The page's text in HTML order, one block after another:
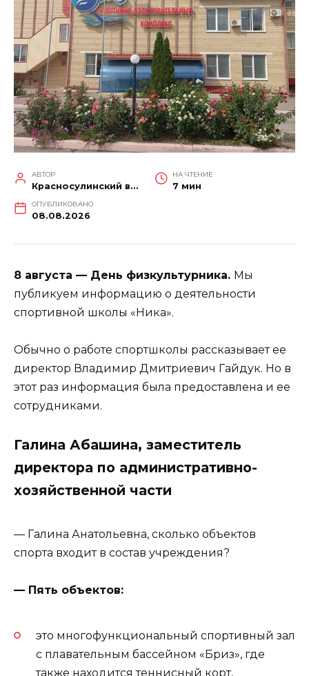
АВТОР
Красносулинский вестник
НА ЧТЕНИЕ
7 мин
ОПУБЛИКОВАНО
08.08.2026
8 августа — День физкультурника. Мы
публикуем информацию о деятельности
спортивной школы «Ника».
Обычно о работе спортшколы рассказывает ее
директор Владимир Дмитриевич Гайдук. Но в
этот раз информация была предоставлена и ее
сотрудниками.
Галина Абашина, заместитель
директора по административно-
хозяйственной части
— Галина Анатольевна, сколько объектов
спорта входит в состав учреждения?
— Пять объектов:
это многофункциональный спортивный зал
с плавательным бассейном «Бриз», где
также находится теннисный корт,